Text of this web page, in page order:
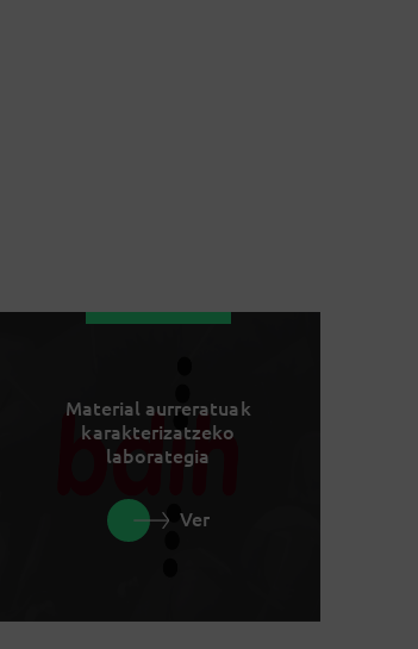
Material aurreratuak
karakterizatzeko
laborategia
Ver